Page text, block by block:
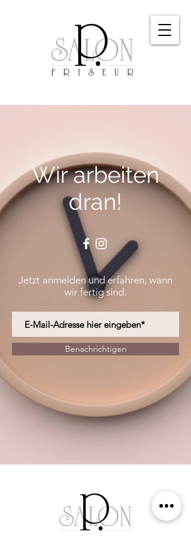
Wir arbeiten
dran!
Jetzt anmelden und erfahren, wann
wir fertig sind.
Benachrichtigen